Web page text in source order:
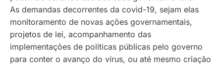
As demandas decorrentes da covid-19, sejam elas
monitoramento de novas ações governamentais,
projetos de lei, acompanhamento das
implementações de políticas públicas pelo governo
para conter o avanço do vírus, ou até mesmo criação